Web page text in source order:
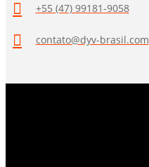
+55 (47) 99181-9058
contato@dyv-brasil.com